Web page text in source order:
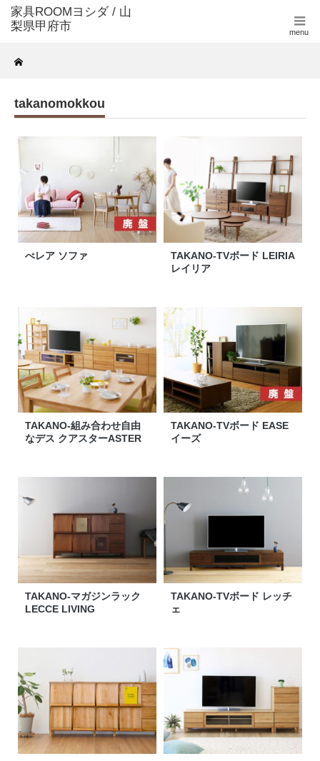
menu
Home
takanomokkou
べレア ソファ
TAKANO-TVボード LEIRIA
レイリア
TAKANO-組み合わせ自由
なデス クアスターASTER
TAKANO-TVボード EASE
イーズ
TAKANO-マガジンラック
LECCE LIVING
TAKANO-TVボード レッチ
ェ